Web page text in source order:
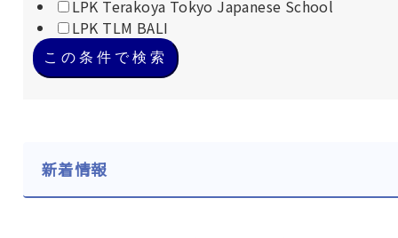
LPK Terakoya Tokyo Japanese School
LPK TLM BALI
この条件で検索
新着情報